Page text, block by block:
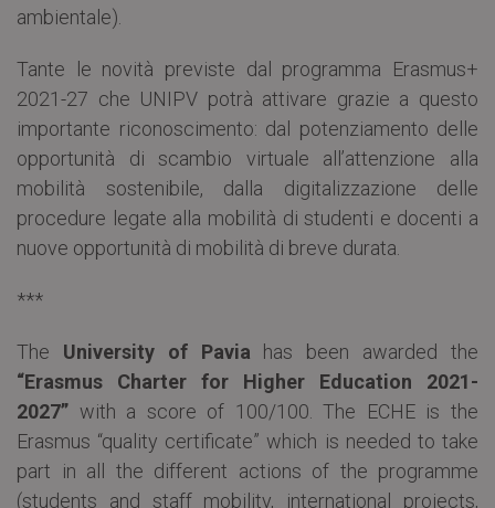
ambientale).
Tante le novità previste dal programma Erasmus+
2021-27 che UNIPV potrà attivare grazie a questo
importante riconoscimento: dal potenziamento delle
opportunità di scambio virtuale all’attenzione alla
mobilità sostenibile, dalla digitalizzazione delle
procedure legate alla mobilità di studenti e docenti a
nuove opportunità di mobilità di breve durata.
***
The University of Pavia has been awarded the
“Erasmus Charter for Higher Education 2021-
2027” with a score of 100/100. The ECHE is the
Erasmus “quality certificate” which is needed to take
part in all the different actions of the programme
(students and staff mobility, international projects,